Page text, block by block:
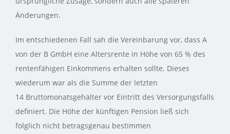
Änderungen.
Im entschiedenen Fall sah die Vereinbarung vor, dass A
von der B GmbH eine Altersrente in Höhe von 65 % des
rentenfähigen Einkommens erhalten sollte. Dieses
wiederum war als die Summe der letzten
14 Bruttomonatsgehälter vor Eintritt des Versorgungsfalls
definiert. Die Höhe der künftigen Pension ließ sich
folglich nicht betragsgenau bestimmen